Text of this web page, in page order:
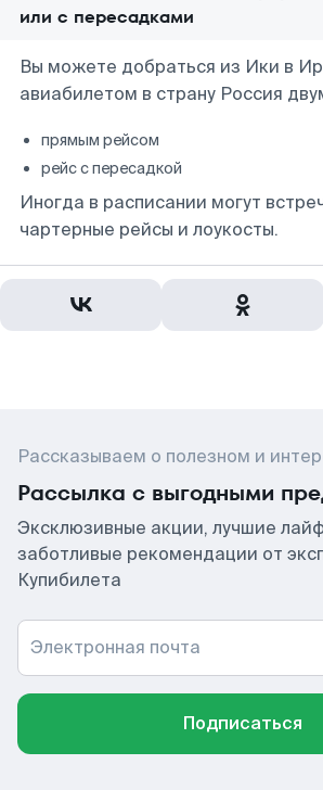
или с пересадками
Вы можете добраться из Ики в
авиабилетом в страну Россия
прямым рейсом
рейс с пересадкой
Иногда в расписании могут
чартерные рейсы и лоукосты.
Рассказываем о полезном и
Рассылка с выгодными
Эксклюзивные акции, лучшие
заботливые рекомендации от
Купибилета
Электронная почта
Подписаться